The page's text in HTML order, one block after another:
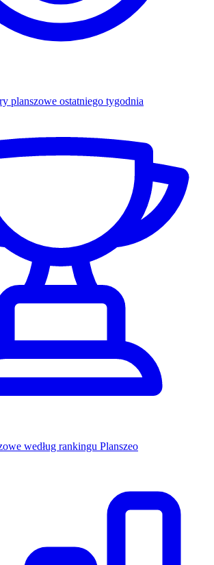
planszowe ostatniego tygodnia
według rankingu Planszeo